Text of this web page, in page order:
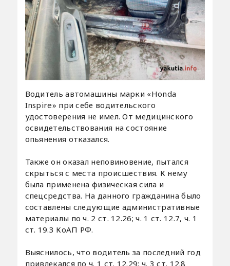
Водитель автомашины марки «Honda
Inspire» при себе водительского
удостоверения не имел. От медицинского
освидетельствования на состояние
опьянения отказался.
Также он оказал неповиновение, пытался
скрыться с места происшествия. К нему
была применена физическая сила и
спецсредства. На данного гражданина было
составлены следующие административные
материалы по ч. 2 ст. 12.26; ч. 1 ст. 12.7, ч. 1
ст. 19.3 КоАП РФ.
Выяснилось, что водитель за последний год
привлекался по ч. 1 ст. 12.29; ч. 3 ст. 12.8